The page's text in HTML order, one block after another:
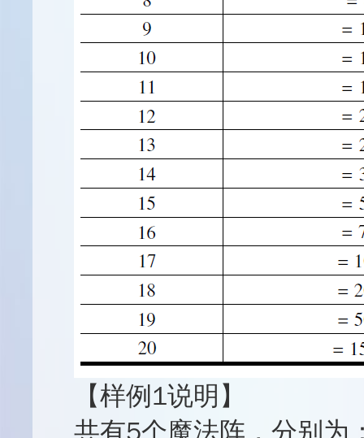
【样例1说明】
共有5个魔法阵，分别为